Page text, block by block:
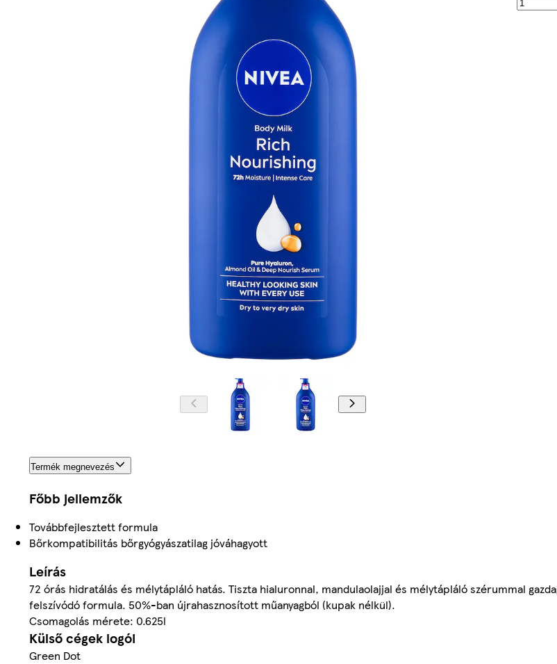
Termék megnevezés
Főbb jellemzők
Továbbfejlesztett formula
Bőrkompatibilitás bőrgyógyászatilag jóváhagyott
Leírás
72 órás hidratálás és mélytápláló hatás. Tiszta hialuronnal, mandulaolajjal és mélytápláló szérummal
felszívódó formula. 50%-ban újrahasznosított műanyagból (kupak nélkül).
Csomagolás mérete: 0.625l
Külső cégek logói
Green Dot